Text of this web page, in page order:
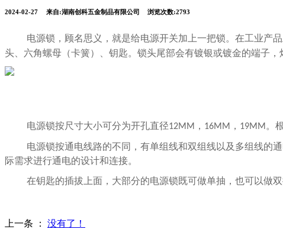
2024-02-27 来自:湖南创科五金制品有限公司 浏览次数:2793
电源锁，顾名思义，就是给电源开关加上一把锁。在工业产
头、六角螺母（卡簧）、钥匙。锁头尾部会有镀银或镀金的端子
电源锁按尺寸大小可分为开孔直径12MM ， 16MM ， 19MM 。
电源锁按通电线路的不同，有单组线和双组线以及多组线的
际需求进行通电的设计和连接。
在钥匙的插拔上面，大部分的电源锁既可做单抽，也可以做
上一条 ：
没有了！